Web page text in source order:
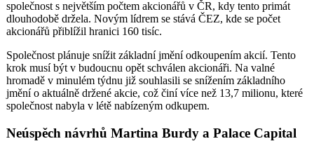
společnost s největším počtem akcionářů v ČR, kdy tento primát
dlouhodobě držela. Novým lídrem se stává ČEZ, kde se počet
akcionářů přiblížil hranici 160 tisíc.
Společnost plánuje snížit základní jmění odkoupením akcií. Tento
krok musí být v budoucnu opět schválen akcionáři. Na valné
hromadě v minulém týdnu již souhlasili se snížením základního
jmění o aktuálně držené akcie, což činí více než 13,7 milionu, které
společnost nabyla v létě nabízeným odkupem.
Neúspěch návrhů Martina Burdy a Palace Capital